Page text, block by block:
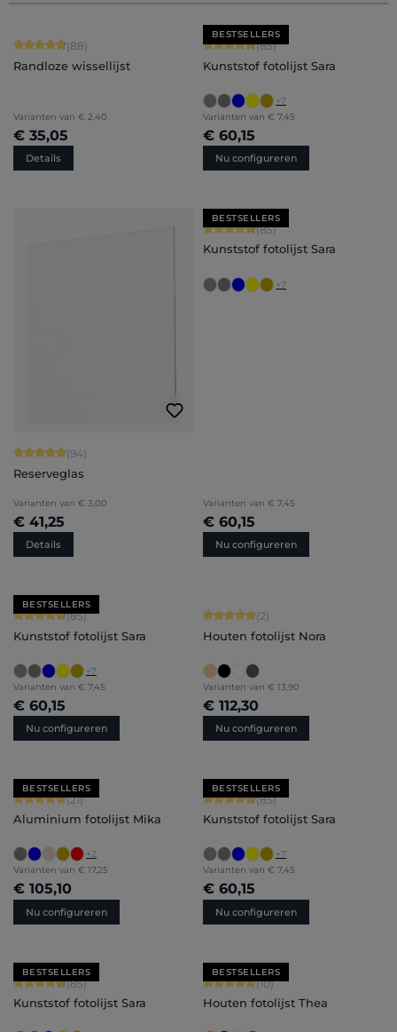
Gemiddelde waardering van 4.84 van 5 sterren
(88)
Randloze wissellijst
Varianten van € 2,40
€ 35,05
Details
BESTSELLERS
Gemiddelde waardering van 4.71
(85)
Kunststof fotolijst Sara
+7
Varianten van € 7,45
€ 60,15
Nu configureren
Gemiddelde waardering van 4.94 van 5 sterren
(94)
Reserveglas
Varianten van € 3,00
€ 41,25
Details
BESTSELLERS
Gemiddelde waardering van 4.71
(85)
Kunststof fotolijst Sara
+7
Varianten van € 7,45
€ 60,15
Nu configureren
BESTSELLERS
Gemiddelde waardering van 4.71 van 5 sterren
(85)
Kunststof fotolijst Sara
+7
Varianten van € 7,45
€ 60,15
Nu configureren
Gemiddelde waardering van 5 van 5
(2)
Houten fotolijst Nora
Varianten van € 13,90
€ 112,30
Nu configureren
BESTSELLERS
Gemiddelde waardering van 5 van 5 sterren
(21)
Aluminium fotolijst Mika
+2
Varianten van € 17,25
€ 105,10
Nu configureren
BESTSELLERS
Gemiddelde waardering van 4.71
(85)
Kunststof fotolijst Sara
+7
Varianten van € 7,45
€ 60,15
Nu configureren
BESTSELLERS
Gemiddelde waardering van 4.71 van 5 sterren
(85)
Kunststof fotolijst Sara
BESTSELLERS
Gemiddelde waardering van 5 van 5
(10)
Houten fotolijst Thea